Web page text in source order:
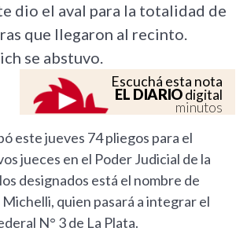
dio el aval para la totalidad de
que llegaron al recinto.
se abstuvo.
Escuchá esta nota
EL DIARIOdigital
minutos
este jueves 74 pliegos para el
jueces en el Poder Judicial de la
designados está el nombre de
quien pasará a integrar el
N° 3 de La Plata.